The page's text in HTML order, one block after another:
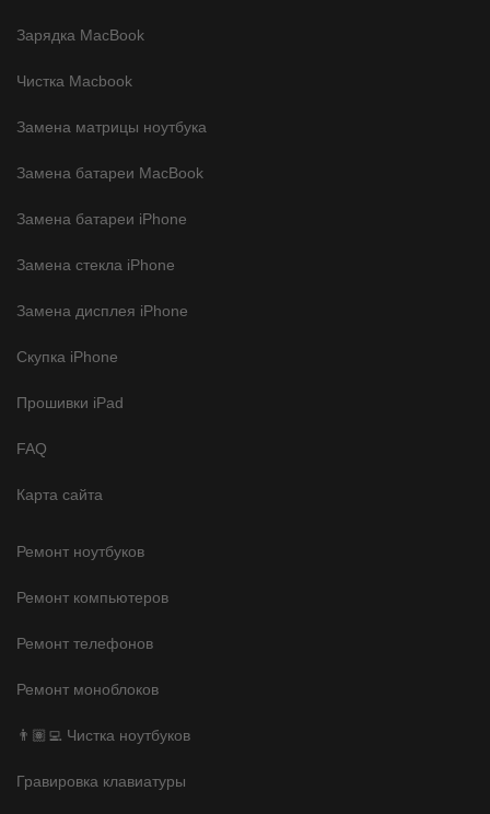
Зарядка MacBook
Чистка Macbook
Замена матрицы ноутбука
Замена батареи MacBook
Замена батареи iPhone
Замена стекла iPhone
Замена дисплея iPhone
Скупка iPhone
Прошивки iPad
FAQ
Карта сайта
Ремонт ноутбуков
Ремонт компьютеров
Ремонт телефонов
Ремонт моноблоков
👨🏽‍💻 Чистка ноутбуков
Гравировка клавиатуры